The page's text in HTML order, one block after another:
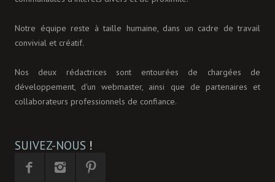
Notre équipe reste à taille humaine, dans un cadre de travail
convivial et créatif.
Nos deux rédactrices sont entourées de chargées de
développement, d'un webmaster, ainsi que de partenaires et
collaborateurs professionnels de confiance.
SUIVEZ-NOUS !